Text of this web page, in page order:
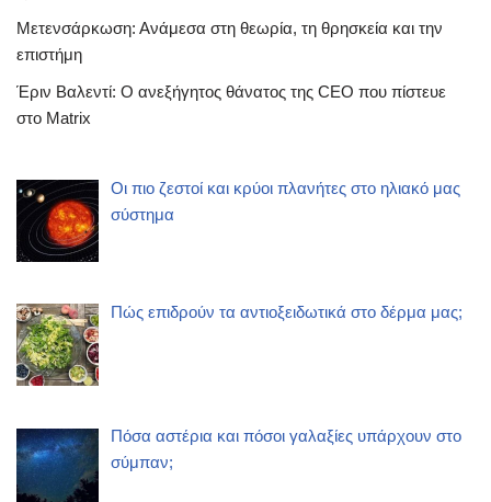
Μετενσάρκωση: Ανάμεσα στη θεωρία, τη θρησκεία και την
επιστήμη
Έριν Βαλεντί: Ο ανεξήγητος θάνατος της CEO που πίστευε
στο Matrix
Οι πιο ζεστοί και κρύοι πλανήτες στο ηλιακό μας
σύστημα
Πώς επιδρούν τα αντιοξειδωτικά στο δέρμα μας;
Πόσα αστέρια και πόσοι γαλαξίες υπάρχουν στο
σύμπαν;